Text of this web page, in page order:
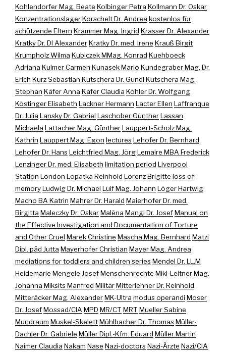
Kohlendorfer Mag. Beate Kolbinger Petra Kollmann Dr. Oskar
KonzentrationslagerKorschelt Dr. Andrea kostenlos für
schützende Eltern Krammer Mag. Ingrid Krasser Dr. Alexander
Kratky Dr. DI AlexanderKratky Dr. med. Irene Krauß Birgit
Krumpholz Wilma Kubiczek MMag. Konrad Kuehboeck
Adriana Kulmer Carmen Kunasek Mario Kundegraber Mag. Dr.
Erich Kurz Sebastian Kutschera Dr. Gundl Kutschera Mag.
Stephan Käfer Anna Käfer Claudia Köhler Dr. Wolfgang
Köstinger Elisabeth Lackner Hermann Lacter Ellen Laffranque
Dr. Julia Lansky Dr. Gabriel Laschober GüntherLassan
Michaela Lattacher Mag. GüntherLauppert-Scholz Mag.
Kathrin Lauppert Mag. Egon lecturesLehofer Dr. Bernhard
Lehofer Dr. HansLeichtfried Mag. JörgLemaire MBA Frederick
Lenzinger Dr. med. Elisabeth limitation period Liverpool
Station London Lopatka Reinhold Lorenz Brigitte loss of
memoryLudwig Dr. Michael Luif Mag. Johann Löger Hartwig
Macho BA Katrin Mahrer Dr. Harald Maierhofer Dr. med.
Birgitta Maleczky Dr. OskarMalèna Mangi Dr. JosefManual on
the Effective Investigation and Documentation of Torture
and Other Cruel Marek Christine Mascha Mag. Bernhard Matzi
Dipl. päd Jutta Mayerhofer Christian Mayer Mag. Andrea
mediations for toddlers and children seriesMendel Dr. LL.M
Heidemarie Mengele JosefMenschenrechte Mikl-Leitner Mag.
Johanna Miksits Manfred MilitärMitterlehner Dr. Reinhold
Mitteräcker Mag. AlexanderMK-Ultra modus operandi Moser
Dr. JosefMossad/CIA MPD MR/CT MRT Mueller Sabine
Mundraum Muskel-SkelettMühlbacher Dr. ThomasMüller-
Dachler Dr. Gabriele Müller Dipl.-Kfm. Eduard Müller Martin
Naimer Claudia Nakam Nase Nazi-doctorsNazi-Ärzte Nazi/CIA